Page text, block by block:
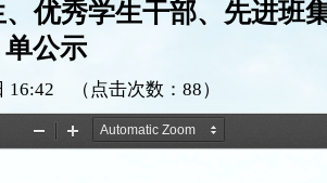
优秀学生干部、先进班
单公示
16:42 （点击次数： 88）